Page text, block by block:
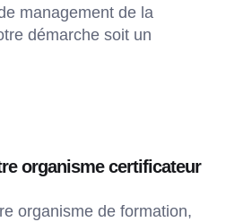
management de la
démarche soit un
organisme certificateur
organisme de formation,